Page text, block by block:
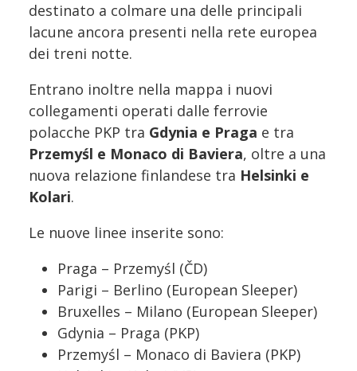
destinato a colmare una delle principali
lacune ancora presenti nella rete europea
dei treni notte.
Entrano inoltre nella mappa i nuovi
collegamenti operati dalle ferrovie
polacche PKP tra Gdynia e Praga e tra
Przemyśl e Monaco di Baviera, oltre a una
nuova relazione finlandese tra Helsinki e
Kolari.
Le nuove linee inserite sono:
Praga – Przemyśl (ČD)
Parigi – Berlino (European Sleeper)
Bruxelles – Milano (European Sleeper)
Gdynia – Praga (PKP)
Przemyśl – Monaco di Baviera (PKP)